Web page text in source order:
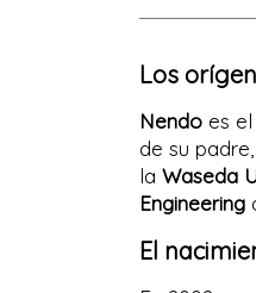
Los
Nendo es
de su
la Waseda
Engineering
El